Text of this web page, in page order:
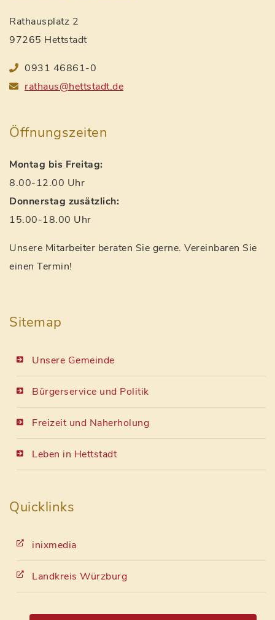
Rathausplatz 2
97265 Hettstadt
0931 46861-0
rathaus@hettstadt.de
Öffnungszeiten
Montag bis Freitag:
8.00-12.00 Uhr
Donnerstag zusätzlich:
15.00-18.00 Uhr
Unsere Mitarbeiter beraten Sie gerne. Vereinbaren Sie
einen Termin!
Sitemap
Unsere Gemeinde
Bürgerservice und Politik
Freizeit und Naherholung
Leben in Hettstadt
Quicklinks
inixmedia
Landkreis Würzburg